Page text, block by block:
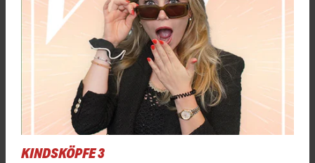
KINDSKÖPFE 3